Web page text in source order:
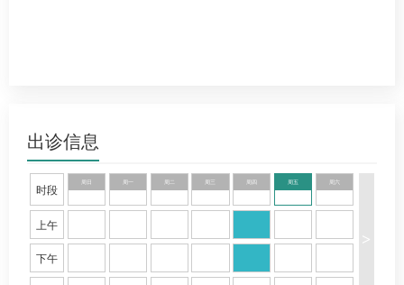
出诊信息
时段
上午
下午
周日 周一 周三 周四 周五 周六
>